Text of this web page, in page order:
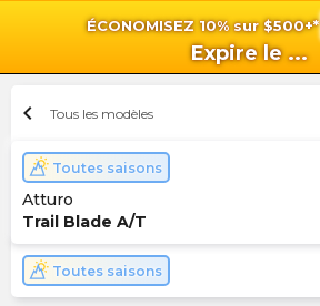
ÉCONOMISEZ 10% sur $500+*
Expire le ...
chevron_left Tous les modèles
Toutes saisons
Atturo
Trail Blade A/T
Toutes saisons